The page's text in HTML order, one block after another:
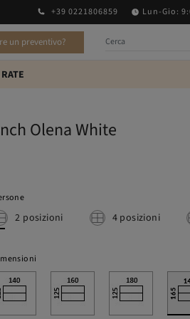
+39 0221806859 Lun-Gio:
un preventivo?
Olena White
2 posizioni 4 posizioni